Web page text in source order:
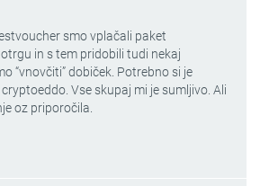
smo vplačali paket
in s tem pridobili tudi nekaj
“vnovčiti” dobiček. Potrebno si je
Vse skupaj mi je sumljivo. Ali
oz priporočila.